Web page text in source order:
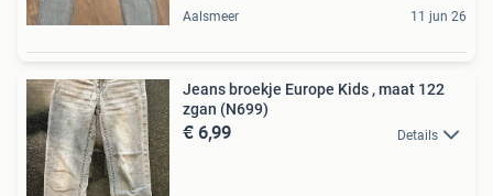
Aalsmeer 11 jun 26
Jeans broekje Europe Kids , maat 122
zgan (N699)
€ 6,99 Details